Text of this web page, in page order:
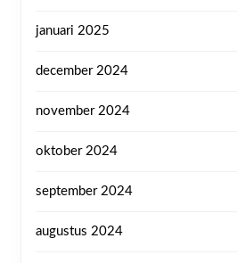
januari 2025
december 2024
november 2024
oktober 2024
september 2024
augustus 2024